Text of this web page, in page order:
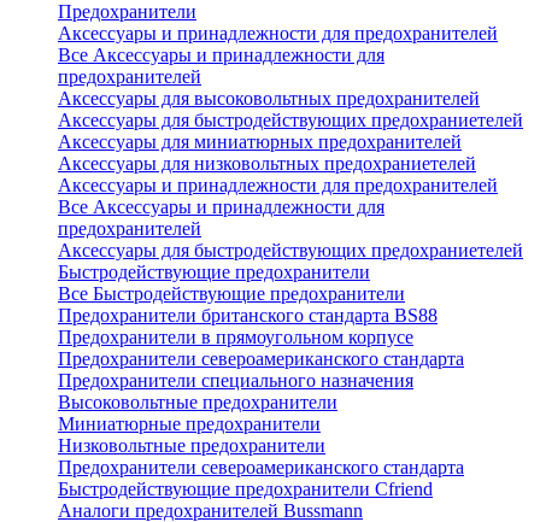
Предохранители
Аксессуары и принадлежности для предохранителей
Все Аксессуары и принадлежности для
предохранителей
Аксессуары для высоковольтных предохранителей
Аксессуары для быстродействующих предохраниетелей
Аксессуары для миниатюрных предохранителей
Аксессуары для низковольтных предохраниетелей
Аксессуары и принадлежности для предохранителей
Все Аксессуары и принадлежности для
предохранителей
Аксессуары для быстродействующих предохраниетелей
Быстродействующие предохранители
Все Быстродействующие предохранители
Предохранители британского стандарта BS88
Предохранители в прямоугольном корпусе
Предохранители североамериканского стандарта
Предохранители специального назначения
Высоковольтные предохранители
Миниатюрные предохранители
Низковольтные предохранители
Предохранители североамериканского стандарта
Быстродействующие предохранители Cfriend
Аналоги предохранителей Bussmann